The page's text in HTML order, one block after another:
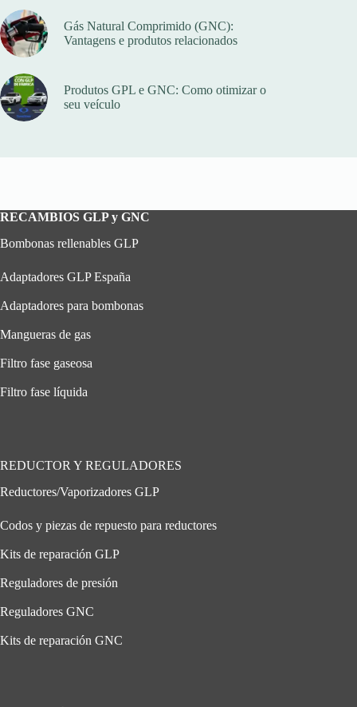
Gás Natural Comprimido (GNC):
Vantagens e produtos relacionados
Produtos GPL e GNC: Como otimizar o
seu veículo
RECAMBIOS GLP y GNC
Bombonas rellenables GLP
Adaptadores GLP España
Adaptadores para bombonas
Mangueras de gas
Filtro fase gaseosa
Filtro fase líquida
REDUCTOR Y REGULADORES
Reductores/Vaporizadores GLP
Codos y piezas de repuesto para reductores
Kits de reparación GLP
Reguladores de presión
Reguladores GNC
Kits de reparación GNC